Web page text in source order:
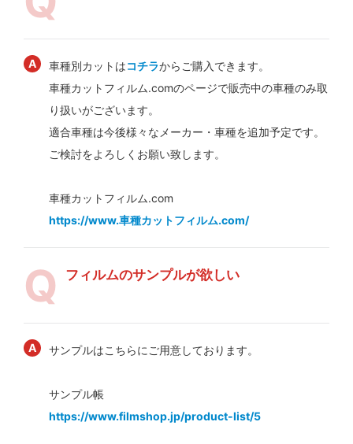
車種別カットはコチラからご購入できます。
車種カットフィルム.comのページで販売中の車種のみ取
り扱いがございます。
適合車種は今後様々なメーカー・車種を追加予定です。
ご検討をよろしくお願い致します。
車種カットフィルム.com
https://www.車種カットフィルム.com/
フィルムのサンプルが欲しい
サンプルはこちらにご用意しております。
サンプル帳
https://www.filmshop.jp/product-list/5